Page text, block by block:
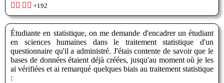
👍🏽 👎🏽 +192
Étudiante en statistique, on me demande d'encadrer un étudiant
en sciences humaines dans le traitement statistique d'un
questionnaire qu'il a administré. J'étais contente de savoir que le
bases de données étaient déjà créées, jusqu'au moment où je les
ai vérifiées et ai remarqué quelques biais au traitement statistique
: